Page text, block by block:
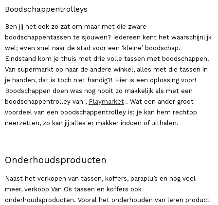
Boodschappentrolleys
Ben jij het ook zo zat om maar met die zware
boodschappentassen te sjouwen? Iedereen kent het waarschijnlijk
wel; even snel naar de stad voor een ‘kleine’ boodschap.
Eindstand kom je thuis met drie volle tassen met boodschappen.
Van supermarkt op naar de andere winkel, alles met die tassen in
je handen, dat is toch niet handig?! Hier is een oplossing voor!
Boodschappen doen was nog nooit zo makkelijk als met een
boodschappentrolley van , Playmarket . Wat een ander groot
voordeel van een boodschappentrolley is; je kan hem rechtop
neerzetten, zo kan jij alles er makker indoen of uithalen.
Onderhoudsproducten
Naast het verkopen van tassen, koffers, paraplu’s en nog veel
meer, verkoop Van Os tassen en koffers ook
onderhoudsproducten. Vooral het onderhouden van leren product